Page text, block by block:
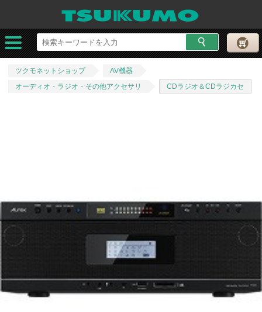
ツクモネットショップ
AV機器
オーディオ・ラジオ・その他アクセサリ
CDラジオ＆CDラジカセ